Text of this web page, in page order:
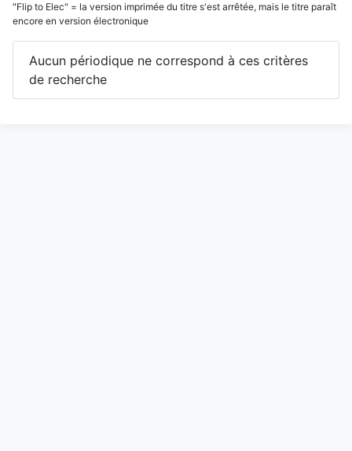
"Flip to Elec" = la version imprimée du titre s'est arrêtée, mais le titre paraît
encore en version électronique
Aucun périodique ne correspond à ces critères
de recherche